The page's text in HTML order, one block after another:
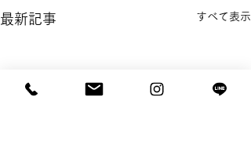
最新記事 すべて表示